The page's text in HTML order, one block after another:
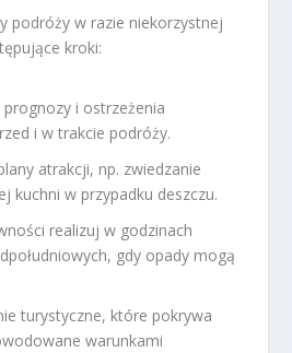
podróży w razie niekorzystnej
kroki:
i ostrzeżenia
i w trakcie podróży.
atrakcji, np. zwiedzanie
kuchni w przypadku deszczu.
realizuj w godzinach
gdy opady mogą
turystyczne, które pokrywa
warunkami